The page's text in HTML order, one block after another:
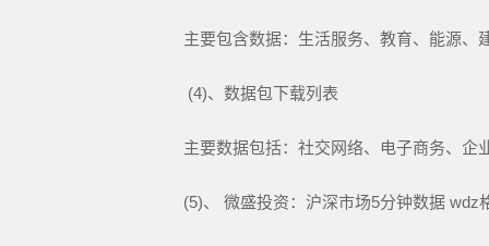
主要包含数据：生活服务、教育、能源、
(4)、数据包下载列表
主要数据包括：社交网络、电子商务、企
(5)、 微盛投资：沪深市场5分钟数据 wdz格